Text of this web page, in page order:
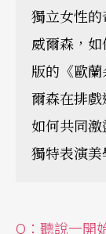
獨立女性
威爾森，
版的《歐
爾森在排
如何共同
獨特表演美
Q ：聽說一